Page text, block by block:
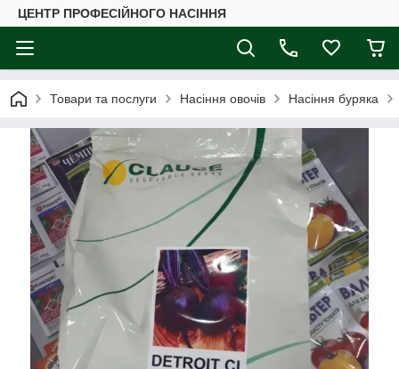
ЦЕНТР ПРОФЕСІЙНОГО НАСІННЯ
Товари та послуги Насіння овочів Насіння буряка